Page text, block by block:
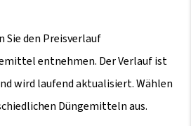
Sie den Preisverlauf
entnehmen. Der Verlauf ist
wird laufend aktualisiert. Wählen
Düngemitteln aus.